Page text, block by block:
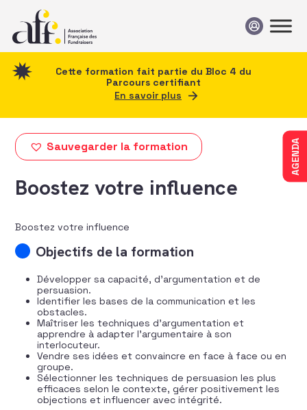
AGENDA
Cette formation fait partie du Bloc 4 du
Parcours certifiant
En savoir plus
Sauvegarder la formation
Boostez votre influence
Boostez votre influence
Objectifs de la formation
Développer sa capacité, d’argumentation et de
persuasion.
Identifier les bases de la communication et les
obstacles.
Maîtriser les techniques d’argumentation et
apprendre à adapter l’argumentaire à son
interlocuteur.
Vendre ses idées et convaincre en face à face ou en
groupe.
Sélectionner les techniques de persuasion les plus
efficaces selon le contexte, gérer positivement les
objections et influencer avec intégrité.